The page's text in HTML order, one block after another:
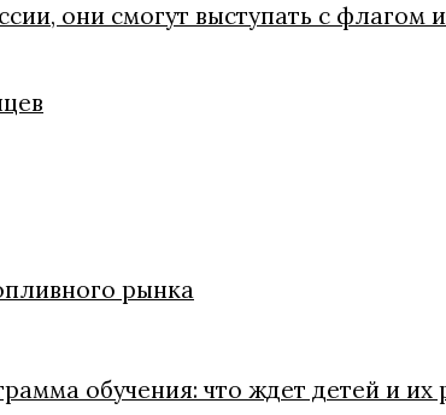
они смогут выступать с флагом
рынка
обучения: что ждет детей и их